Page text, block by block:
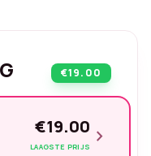
€19.00
€19.00
LAAGSTE PRIJS chevron_right